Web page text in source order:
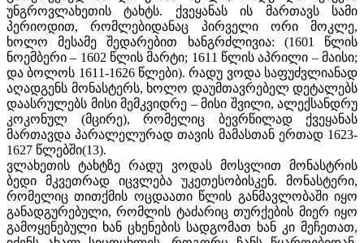
უნგროვლახეთის ტახტს. ქვეყანას ის მართავს სამი
პერიოდით, რომლებიდანაც პირველი ორი მოკლე,
ხოლო მესამე შედარებით ხანგრძლივია: (1601 წლის
ნოემბერი – 1602 წლის მარტი; 1611 წლის აპრილი – მაისი;
და ბოლოს 1611-1626 წლები). რადუ ვოდა საფუძვლიანად
აღადგენს მონასტერს, ხოლო დაუმთავრებელ დეტალებს
დაასრულებს მისი მემკვიდრე – მისი შვილი, ალექსანდრუ
კოკონულ (მცირე), რომელიც ბევრწილად ქვეყანას
მართავდა პარალელურად თავის მამასთან ერთად 1623-
1627 წლებში(13).
ვლახეთის ტახტზე რადუ ვოდას მოსვლით მონასტრის
ბედი მკვეთრად იცვლება უკეთესობისკენ. მონასტერი,
რომელიც თითქმის ოცდაათი წლის განმავლობაში იყო
განადგურებული, რომლის ტაძარიც თურქების მიერ იყო
გამოყენებული ხან ცხენების სადგომათ ხან კი მეჩეთათ,